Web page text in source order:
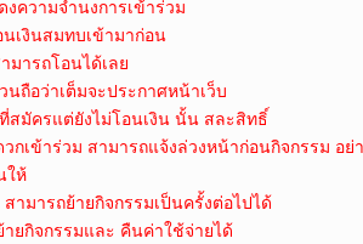
ความจำนงการเข้าร่วม
เงินสมทบเข้ามาก่อน
มารถโอนได้เลย
ถือว่าเต็มจะประกาศหน้าเว็บ
สมัครแต่ยังไม่โอนเงิน นั้น สละสิทธิ์
กเข้าร่วม สามารถแจ้งล่วงหน้าก่อนกิจกรรม อย่
ให้
ามารถย้ายกิจกรรมเป็นครั้งต่อไปได้
ยกิจกรรมและ คืนค่าใช้จ่ายได้